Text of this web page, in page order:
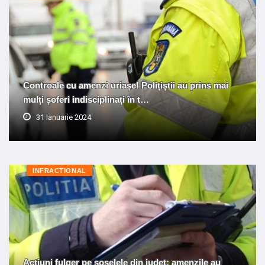
Controale cu amenzi uriașe! Polițiștii au prins mai
mulți șoferi indisciplinați în t…
31 Ianuarie 2024
INFRACTIONAL
Acțiuni fulger pe șoselele din județ: amenzile au